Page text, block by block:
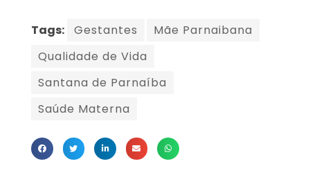
Tags: Gestantes
Mãe Parnaibana
Qualidade de Vida
Santana de Parnaíba
Saúde Materna